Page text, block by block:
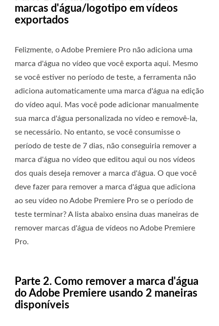
marcas d'água/logotipo em vídeos
exportados
Felizmente, o Adobe Premiere Pro não adiciona uma
marca d'água no vídeo que você exporta aqui. Mesmo
se você estiver no período de teste, a ferramenta não
adiciona automaticamente uma marca d'água na edição
do vídeo aqui. Mas você pode adicionar manualmente
sua marca d'água personalizada no vídeo e removê-la,
se necessário. No entanto, se você consumisse o
período de teste de 7 dias, não conseguiria remover a
marca d'água no vídeo que editou aqui ou nos vídeos
dos quais deseja remover a marca d'água. O que você
deve fazer para remover a marca d'água que adiciona
ao seu vídeo no Adobe Premiere Pro se o período de
teste terminar? A lista abaixo ensina duas maneiras de
remover marcas d'água de vídeos no Adobe Premiere
Pro.
Parte 2. Como remover a marca d'água
do Adobe Premiere usando 2 maneiras
disponíveis